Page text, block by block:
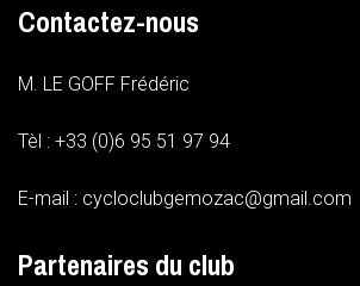
Contactez-nous
M. LE GOFF Frédéric
Tèl : +33 (0)6 95 51 97 94
E-mail : cycloclubgemozac@gmail.com
Partenaires du club